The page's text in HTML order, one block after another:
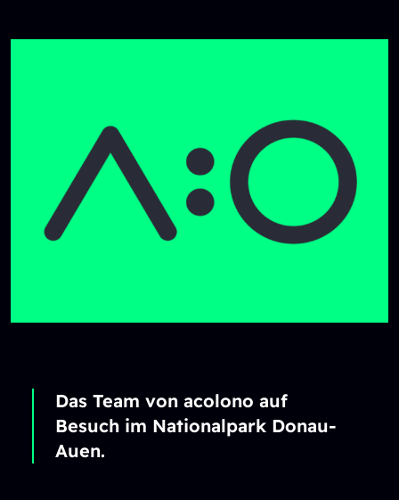
Das Team von acolono auf
Besuch im Nationalpark Donau-
Auen.